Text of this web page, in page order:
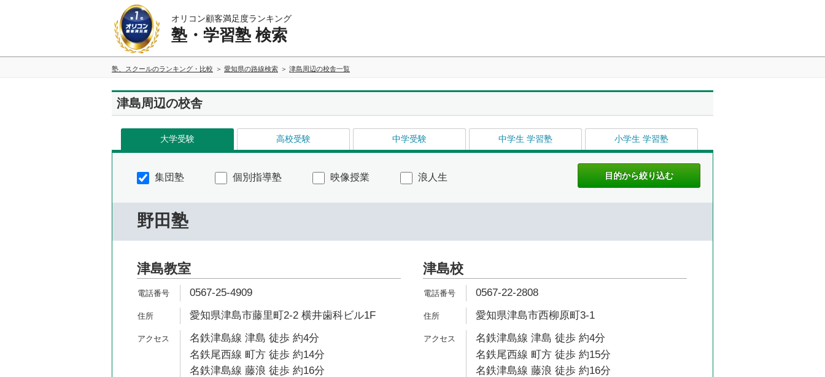
オリコン顧客満足度ランキング
塾・学習塾 検索
塾、スクールのランキング・比較 愛知県の路線検索 津島周辺の校舎一覧
津島周辺の校舎
大学受験 高校受験 中学受験 中学生 学習塾 小学生 学習塾
集団塾 個別指導塾 映像授業 浪人生
野田塾
津島教室
0567-25-4909
愛知県津島市藤里町2-2 横井歯科ビル1F
名鉄津島線 津島 徒歩 約4分
名鉄尾西線 町方 徒歩 約14分
名鉄津島線 藤浪 徒歩 約16分
津島校
0567-22-2808
愛知県津島市西柳原町3-1
名鉄津島線 津島 徒歩 約4分
名鉄尾西線 町方 徒歩 約15分
名鉄津島線 藤浪 徒歩 約16分